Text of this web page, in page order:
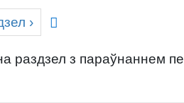
›
раздзел з параўнаннем